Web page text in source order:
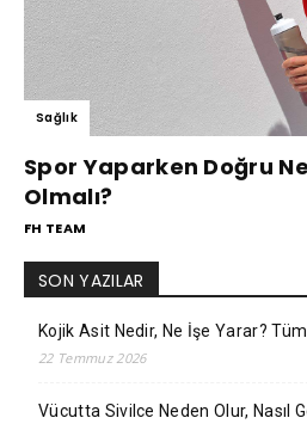
Sağlık
Spor Yaparken Doğru
Olmalı?
FH TEAM
SON YAZILAR
Kojik Asit Nedir, Ne İşe Yarar?
22 Temmuz 2026
Vücutta Sivilce Neden Olur, Nasıl